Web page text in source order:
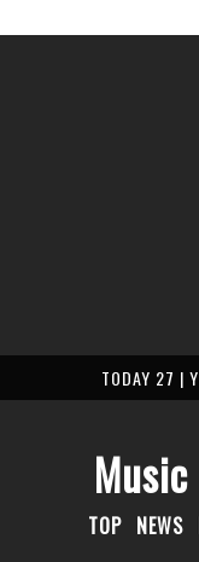
TODAY 27 |
TOP NEWS